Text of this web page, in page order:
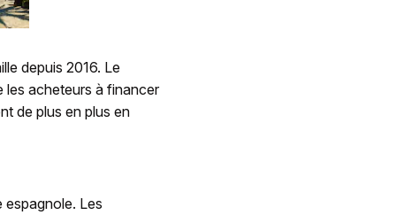
depuis 2016. Le
les acheteurs à financer
de plus en plus en
espagnole. Les